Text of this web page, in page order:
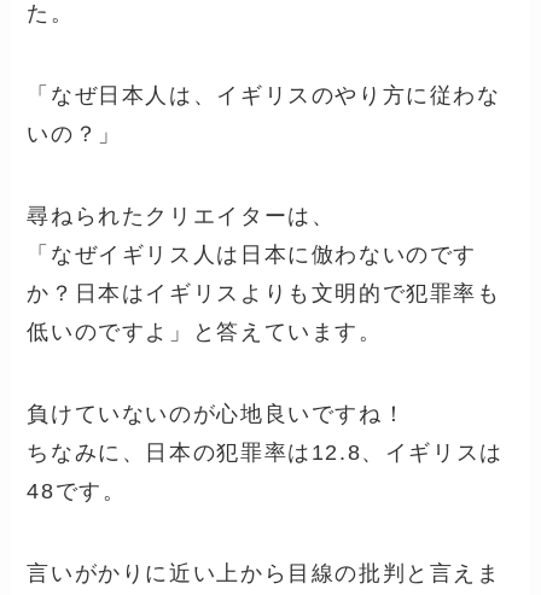
た。
「なぜ日本人は、イギリスのやり方に従わな
いの？」
尋ねられたクリエイターは、
「なぜイギリス人は日本に倣わないのです
か？日本はイギリスよりも文明的で犯罪率も
低いのですよ」と答えています。
負けていないのが心地良いですね！
ちなみに、日本の犯罪率は12.8、イギリスは
48です。
言いがかりに近い上から目線の批判と言えま